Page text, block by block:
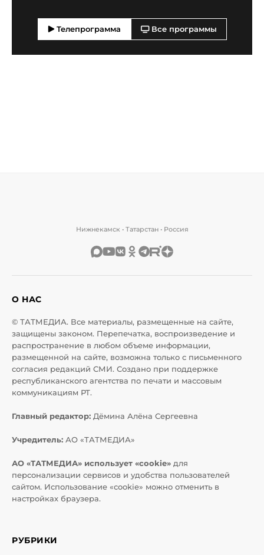
Телепрограмма Все программы
Нижнекамск • Татарстан • Россия
О НАС
© ТАТМЕДИА. Все материалы, размещенные на сайте,
защищены законом. Перепечатка, воспроизведение и
распространение в любом объеме информации,
размещенной на сайте, возможна только с письменного
согласия редакций СМИ. Создано при поддержке
республиканского агентства по печати и массовым
коммуникациям РТ.
Главный редактор: Дёмина Алёна Сергеевна
Учредитель: АО «ТАТМЕДИА»
АО «ТАТМЕДИА» использует «cookie» для
персонализации сервисов и удобства пользователей
сайтом. Использование «cookie» можно отменить в
настройках браузера.
РУБРИКИ